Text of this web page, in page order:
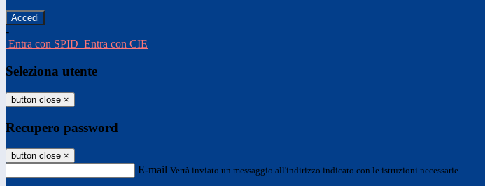
-
Entra con SPID Entra con CIE
Seleziona utente
button close ×
Recupero password
button close ×
E-mail Verrà inviato un messaggio all'indirizzo indicato con le istruzioni necessarie.